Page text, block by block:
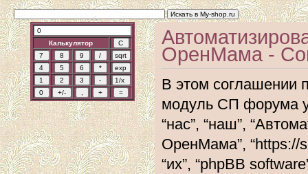
Калькулятор ОренМама -
В этом соглашении
модуль СП форума
“нас”, “наш”,
ОренМама”, “https://
“их”, “phpBB